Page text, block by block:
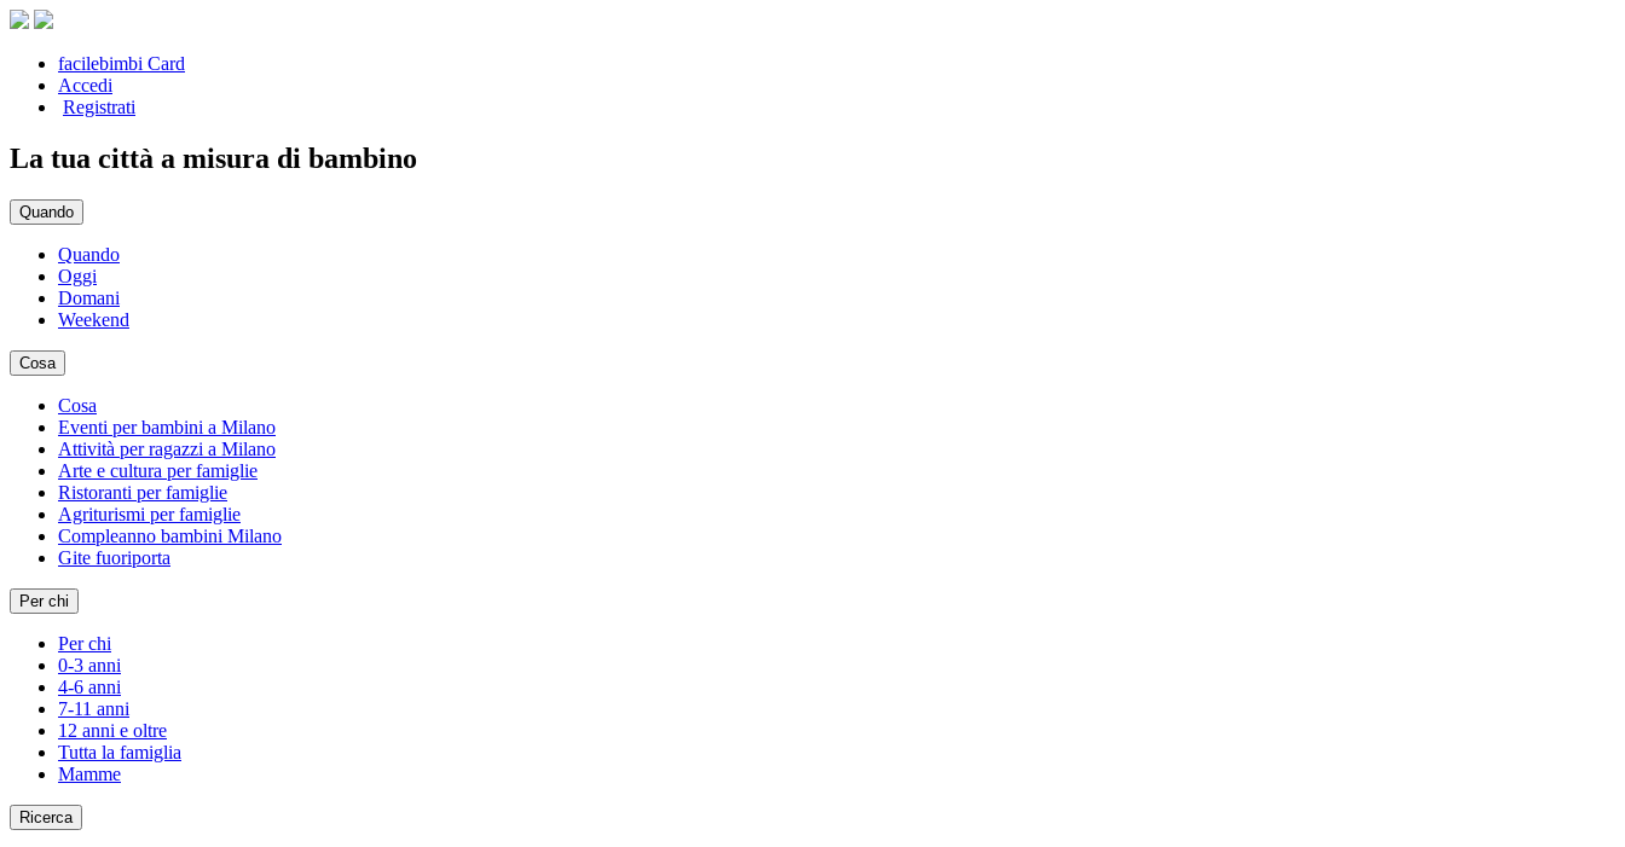
facilebimbi Card
Accedi
Registrati
La tua città a misura di bambino
Quando
Quando
Oggi
Domani
Weekend
Cosa
Cosa
Eventi per bambini a Milano
Attività per ragazzi a Milano
Arte e cultura per famiglie
Ristoranti per famiglie
Agriturismi per famiglie
Compleanno bambini Milano
Gite fuoriporta
Per chi
Per chi
0-3 anni
4-6 anni
7-11 anni
12 anni e oltre
Tutta la famiglia
Mamme
Ricerca